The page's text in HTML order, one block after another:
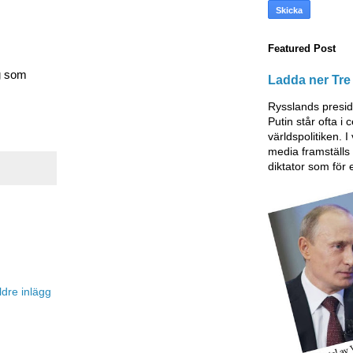
som
inlägg
Featured Post
Ladda ner
Rysslands
Putin står ofta i
världspolitiken. I
media
diktator som för